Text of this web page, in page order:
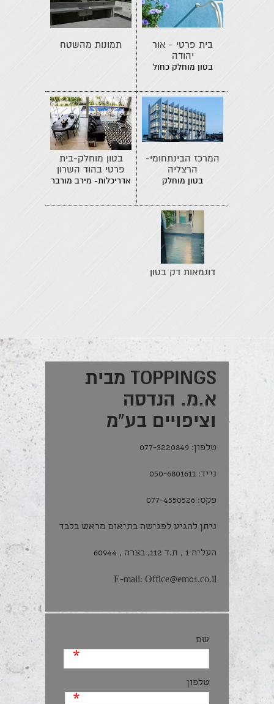
בית פרטי - אור
יהודה
בטון מוחלק כחול
תמונות מהשטח
המרכז הבינתחומי-
הרצליה
בטון מוחלק
בטון מוחלק-בית
פרטי בהוד השרון
אדריכלות- מירב מורבר
דוגמאות דק בטון
TOPPINGS מבית
א.מ. הנדסה
וציפויים בע"מ
טלפון: 077-3220849
נייד: 050-6801611
פקס: 077-4550526
ניתן להגיע לפגישה בתיאום מראש בלבד
העליה 1 , ת.ד 112, בצרה , 60944
E-mail: Office@em01.co.il
שם
*
טלפון